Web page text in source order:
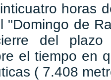
horas
"Domingo de
del plazo
el tiempo en
( 7.408